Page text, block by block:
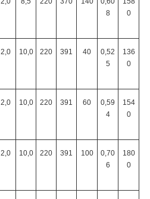
8
0
2,0 10,0 220 391 40
0,52
5
136
0
2,0 10,0 220 391 60
0,59
4
154
0
2,0 10,0 220 391 100
0,70
6
180
0